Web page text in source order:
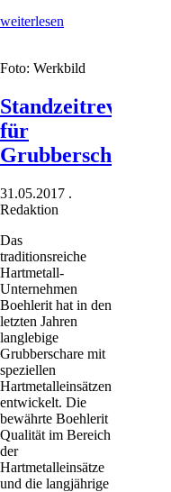
weiterlesen
Foto: Werkbild
Standzeitrevolution
für
Grubberschare
31.05.2017 .
Redaktion
Das
traditionsreiche
Hartmetall-
Unternehmen
Boehlerit hat in den
letzten Jahren
langlebige
Grubberschare mit
speziellen
Hartmetalleinsätzen
entwickelt. Die
bewährte Boehlerit
Qualität im Bereich
der
Hartmetalleinsätze
und die langjährige